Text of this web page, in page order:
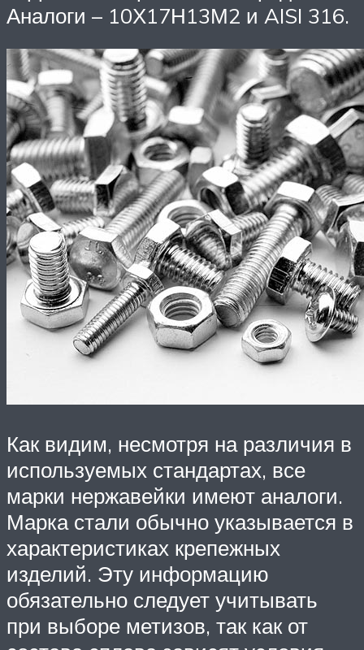
Аналоги – 10Х17Н13М2 и AISI 316.
Как видим, несмотря на различия в
используемых стандартах, все
марки нержавейки имеют аналоги.
Марка стали обычно указывается в
характеристиках крепежных
изделий. Эту информацию
обязательно следует учитывать
при выборе метизов, так как от